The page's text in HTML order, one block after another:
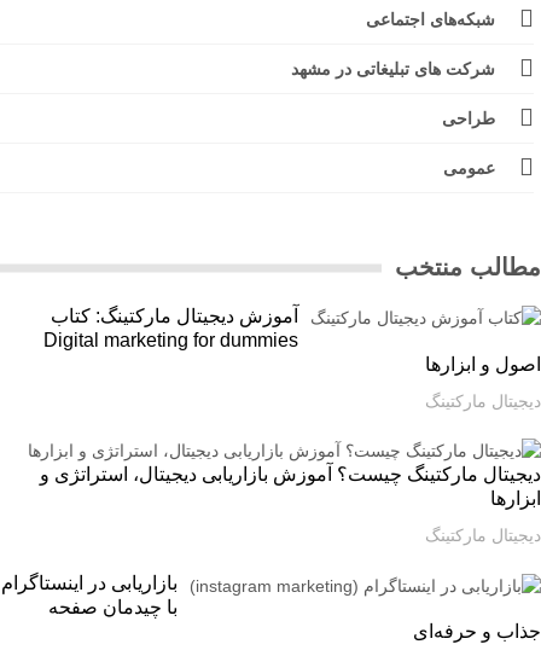
شبکه‌های اجتماعی
شرکت های تبلیغاتی در مشهد
طراحی
عمومی
منتخب
آموزش دیجیتال مارکتینگ: کتاب
Digital marketing for dummies
و ابزارها
مارکتینگ
مارکتینگ چیست؟ آموزش بازاریابی دیجیتال، استراتژی و
مارکتینگ
بازاریابی در اینستاگرام
با چیدمان صفحه
و حرفه‌ای